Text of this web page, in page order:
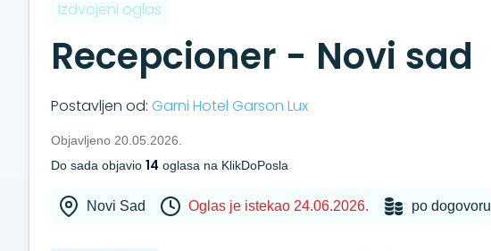
Izdvojeni oglas
Recepcioner - Novi sad
Postavljen od: Garni Hotel Garson Lux
Objavljeno 20.05.2026.
Do sada objavio 14 oglasa na KlikDoPosla
Novi Sad Oglas je istekao 24.06.2026. po dogovoru